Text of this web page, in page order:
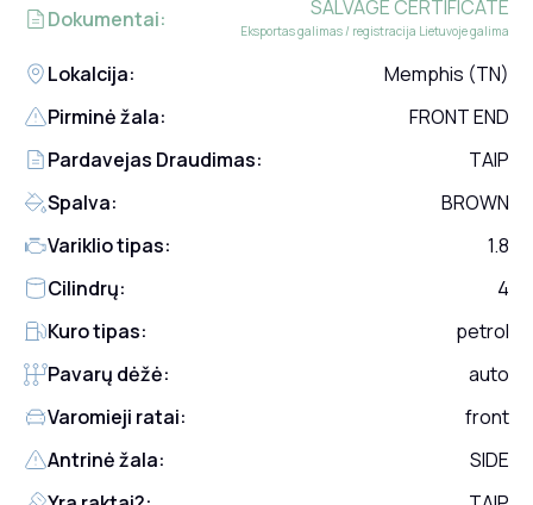
Dokumentai: SALVAGE CERTIFICATE
Eksportas galimas / registracija Lietuvoje galima
Lokalcija:
Memphis (TN)
Pirminė žala:
FRONT END
Pardavejas Draudimas:
TAIP
Spalva:
BROWN
Variklio tipas:
1.8
Cilindrų:
4
Kuro tipas:
petrol
Pavarų dėžė:
auto
Varomieji ratai:
front
Antrinė žala:
SIDE